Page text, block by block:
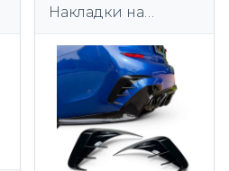
Накладки на
черный глянцевый
спойлер, накладки
на элероны